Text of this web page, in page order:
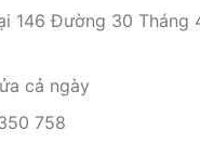
146 Đường 30
cả ngày
758